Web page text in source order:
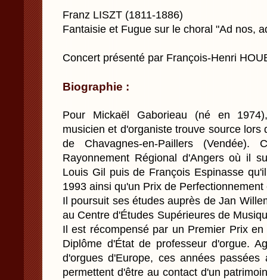
Franz LISZT (1811-1886)
Fantaisie et Fugue sur le choral "Ad nos,
Concert présenté par François-Henri
Biographie :
Pour Mickaël Gaborieau (né en
musicien et d'organiste trouve source lors
de Chavagnes-en-Paillers (Vendée).
Rayonnement Régional d'Angers où il
Louis Gil puis de François Espinasse
1993 ainsi qu'un Prix de Perfectionnement
Il poursuit ses études auprès de Jan
au Centre d'Études Supérieures de
Il est récompensé par un Premier Prix
Diplôme d'État de professeur d'orgue.
d'orgues d'Europe, ces années
permettent d'être au contact d'un